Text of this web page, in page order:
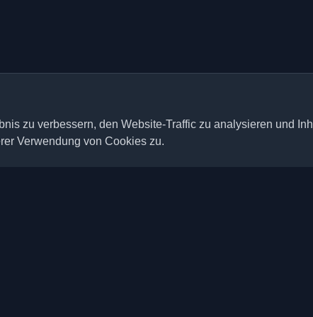
zu verbessern, den Website-Traffic zu analysieren und
Verwendung von Cookies zu.